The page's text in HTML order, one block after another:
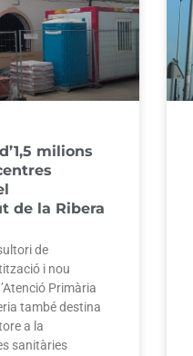
milions
de la Ribera
de
i nou
Primària
també destina
a la
sanitàries